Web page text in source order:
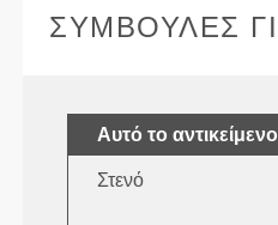
ΣΥΜΒΟΥΛΈΣ
Αυτό το αντικείμενο
Στενό